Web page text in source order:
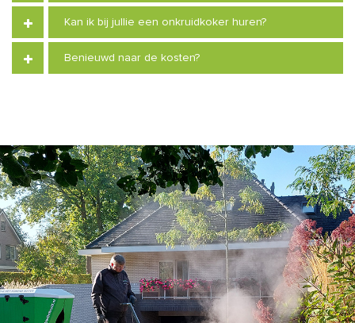
Kan ik bij jullie een onkruidkoker huren?
Benieuwd naar de kosten?